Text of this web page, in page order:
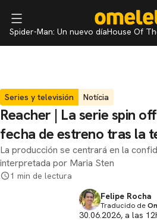
Spider-Man: Un nuevo díaHouse Of
Series y televisión Notícia
Reacher | La serie spin
fecha de estreno tras la
La producción se centrará en la
interpretada por Maria Sten
1 min de lectura
Felipe Rocha
Traducido de
30.06.2026, a las